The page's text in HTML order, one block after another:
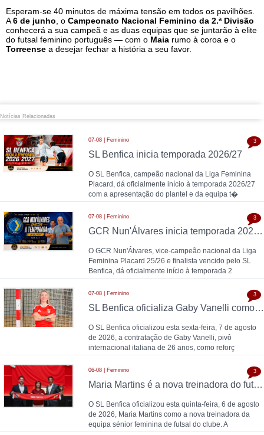
Esperam-se 40 minutos de máxima tensão em todos os pavilhões.
A6 de junho , o Campeonato Nacional Feminino da 2.ª Divisão
conhecerá a sua campeã e as duas equipas que se juntarão à elite
do futsal feminino português — com o Maia rumo à coroa e o
Torreense a desejar fechar a história a seu favor.
Notícias Relacionadas
07-08 | Feminino
SL Benfica inicia temporada 2026/27
O SL Benfica, campeão nacional da Liga Feminina
Placard, dá oficialmente início à temporada 2026/27
com a apresentação do plantel e da equipa t�
3
07-08 | Feminino
GCR Nun'Álvares inicia temporada 2026/27
O GCR Nun'Álvares, vice-campeão nacional da Liga
Feminina Placard 25/26 e finalista vencido pelo SL
Benfica, dá oficialmente início à temporada 2
3
07-08 | Feminino
SL Benfica oficializa Gaby Vanelli como reforço para 2026/27: pivô internacional italiana chega da AS Roma, conforme a Zona Técnica Futsal já havia avançado
O SL Benfica oficializou esta sexta-feira, 7 de agosto
de 2026, a contratação de Gaby Vanelli, pivô
internacional italiana de 26 anos, como reforç
3
06-08 | Feminino
Maria Martins é a nova treinadora do futsal feminino do SL Benfica: contrato válido até 2028 com as campeãs nacionais
O SL Benfica oficializou esta quinta-feira, 6 de agosto
de 2026, Maria Martins como a nova treinadora da
equipa sénior feminina de futsal do clube. A
3